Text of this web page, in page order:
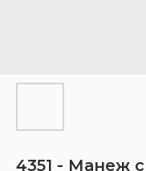
4351 - Манеж